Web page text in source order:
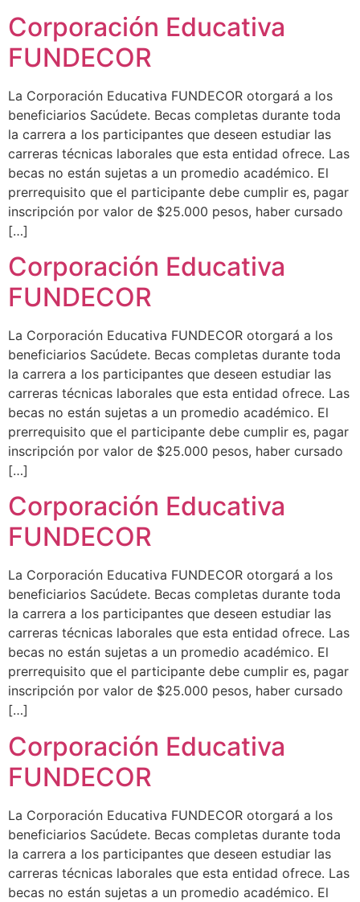
Corporación Educativa
FUNDECOR
La Corporación Educativa FUNDECOR otorgará a los
beneficiarios Sacúdete. Becas completas durante toda
la carrera a los participantes que deseen estudiar las
carreras técnicas laborales que esta entidad ofrece. Las
becas no están sujetas a un promedio académico. El
prerrequisito que el participante debe cumplir es, pagar
inscripción por valor de $25.000 pesos, haber cursado
[…]
Corporación Educativa
FUNDECOR
La Corporación Educativa FUNDECOR otorgará a los
beneficiarios Sacúdete. Becas completas durante toda
la carrera a los participantes que deseen estudiar las
carreras técnicas laborales que esta entidad ofrece. Las
becas no están sujetas a un promedio académico. El
prerrequisito que el participante debe cumplir es, pagar
inscripción por valor de $25.000 pesos, haber cursado
[…]
Corporación Educativa
FUNDECOR
La Corporación Educativa FUNDECOR otorgará a los
beneficiarios Sacúdete. Becas completas durante toda
la carrera a los participantes que deseen estudiar las
carreras técnicas laborales que esta entidad ofrece. Las
becas no están sujetas a un promedio académico. El
prerrequisito que el participante debe cumplir es, pagar
inscripción por valor de $25.000 pesos, haber cursado
[…]
Corporación Educativa
FUNDECOR
La Corporación Educativa FUNDECOR otorgará a los
beneficiarios Sacúdete. Becas completas durante toda
la carrera a los participantes que deseen estudiar las
carreras técnicas laborales que esta entidad ofrece. Las
becas no están sujetas a un promedio académico. El